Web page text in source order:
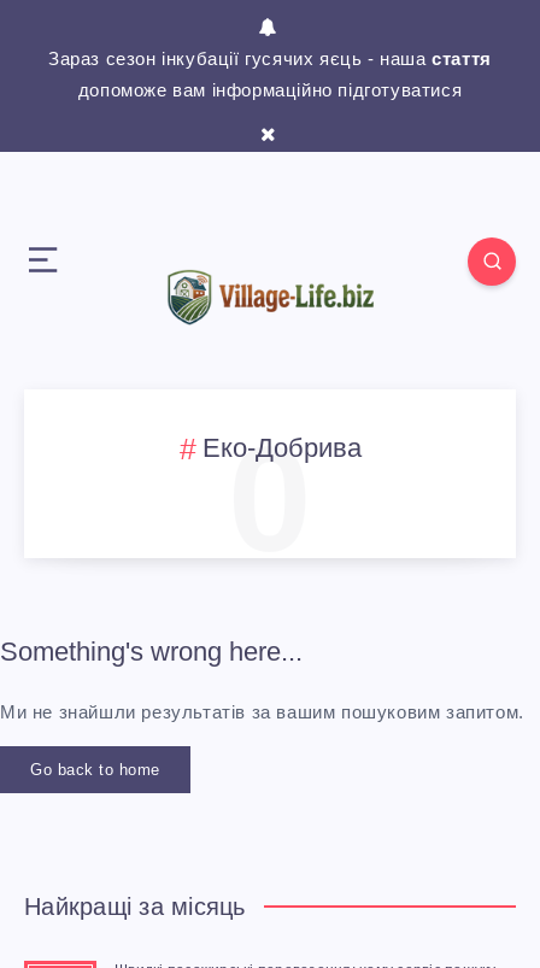
Зараз сезон інкубації гусячих яєць - нашастаття
допоможе вам інформаційно підготуватися
Еко-Добрива
0
Something's wrong here...
Ми не знайшли результатів за вашим пошуковим запитом.
Go back to home
Найкращі за місяць